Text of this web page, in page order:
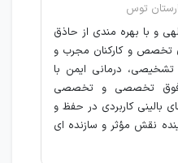
توس
و با بهره مندی از حاذق
و کارکنان مجرب و
تشخیصی، درمانی ایمن با
فوق تخصصی و تخصصی
بالینی کاربردی در حفظ و
نقش مؤثر و سازنده ای